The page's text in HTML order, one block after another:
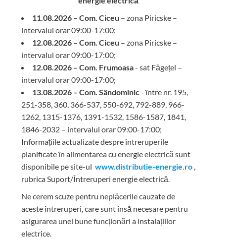
11.08.2026 – Com. Ciceu – zona Piricske –
intervalul orar 09:00-17:00;
12.08.2026 – Com. Ciceu – zona Piricske –
intervalul orar 09:00-17:00;
12.08.2026 – Com. Frumoasa- sat Făgețel –
intervalul orar 09:00-17:00;
13.08.2026 – Com. Sândominic- între nr. 195,
251-358, 360, 366-537, 550-692, 792-889, 966-
1262, 1315-1376, 1391-1532, 1586-1587, 1841,
1846-2032 – intervalul orar 09:00-17:00;
Informațiile actualizate despre întreruperile
planificate în alimentarea cu energie electrică sunt
disponibile pe site-ul www.distributie-energie.ro ,
rubrica Suport/Întreruperi energie electrică.
Ne cerem scuze pentru neplăcerile cauzate de
aceste întreruperi, care sunt însă necesare pentru
asigurarea unei bune funcționări a instalațiilor
electrice.